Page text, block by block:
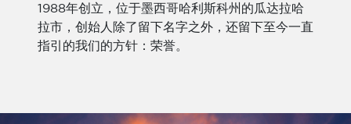
1988年创立，位于墨西哥哈利斯科州的瓜达拉哈
拉市，创始人除了留下名字之外，还留下至今一直
指引的我们的方针：荣誉。